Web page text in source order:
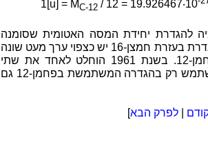
1[u] = MC-12/ 12 = 19.926467‧10
16 שימש בכימיה להגדרת יחידת המסה האטומית שסומנה
[amu]. ליחידת המסה האטומית המוגדרת בעזרת חמצן-16 יש כצפוי ערך מעט שונה
מזה המתקבל מההגדרה בעזרת פחמן-12. בשנת 1961 הוחלט לאחד את שתי
הגדרות יחידת המסה האטומית ולהשתמש רק בהגדרה המשתמשת בפחמן-12 גם
|לפרק הבא]